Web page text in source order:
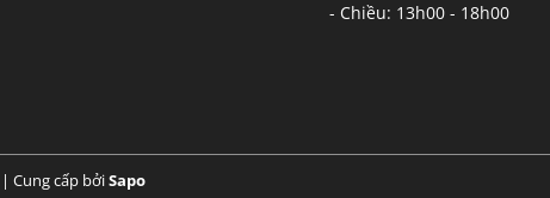
- Chiều: 13h00 - 18h00
| Cung cấp bởiSapo